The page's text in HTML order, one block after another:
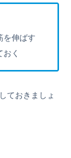
を伸ばす
く
ておきましょ